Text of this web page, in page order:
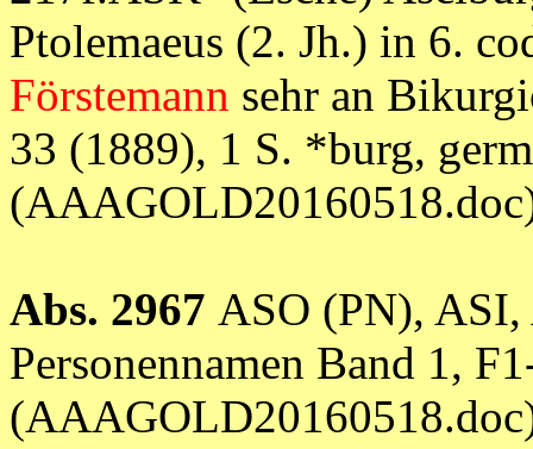
Ptolemaeus (2. Jh.) in 6.
Förstemann sehr an
33 (1889), 1 S. *burg,
Abs. 2967 ASO (PN),
Personennamen Band 1,